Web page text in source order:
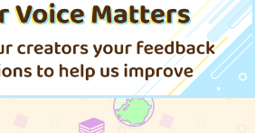
作品詳細 作品詳細